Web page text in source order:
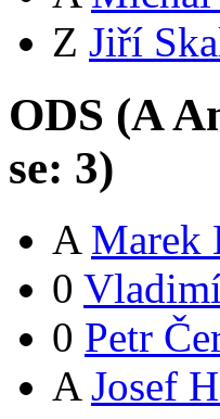
Z Jiří
ODS (A
se: 3)
A Marek
0
0 Petr
A Josef